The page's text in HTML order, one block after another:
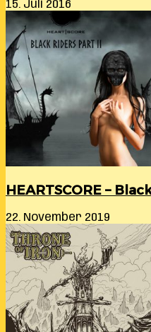
15. Juli 2016
HEARTSCORE –
22. November 2019